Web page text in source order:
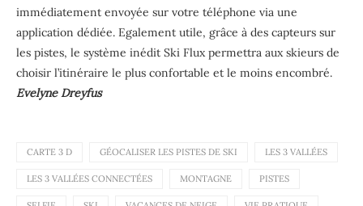
immédiatement envoyée sur votre téléphone via une
application dédiée. Egalement utile, grâce à des capteurs sur
les pistes, le système inédit Ski Flux permettra aux skieurs de
choisir l’itinéraire le plus confortable et le moins encombré.
Evelyne Dreyfus
CARTE 3 D GÉOCALISER LES PISTES DE SKI LES 3 VALLÉES
LES 3 VALLÉES CONNECTÉES MONTAGNE PISTES